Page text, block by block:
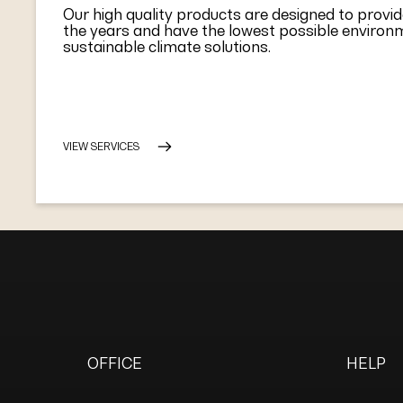
Our high quality products are designed to
the years and have the lowest possible
sustainable climate solutions.
VIEW SERVICES
OFFICE HELP